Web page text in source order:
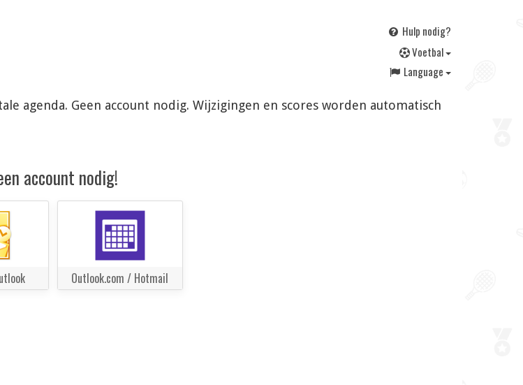
Hulp nodig?
Voetbal
Language
agenda. Geen account nodig. Wijzigingen en scores worden automatisch
account nodig!
Outlook.com / Hotmail